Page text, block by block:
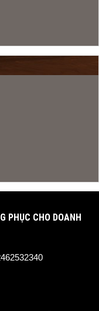
PHỤC CHO DOANH